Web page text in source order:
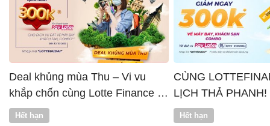
Deal khủng mùa Thu – Vi vu
khắp chốn cùng Lotte Finance x
Vntrip
Hết hạn
CÙNG
LỊCH THẢ PHANH!
Hết hạn